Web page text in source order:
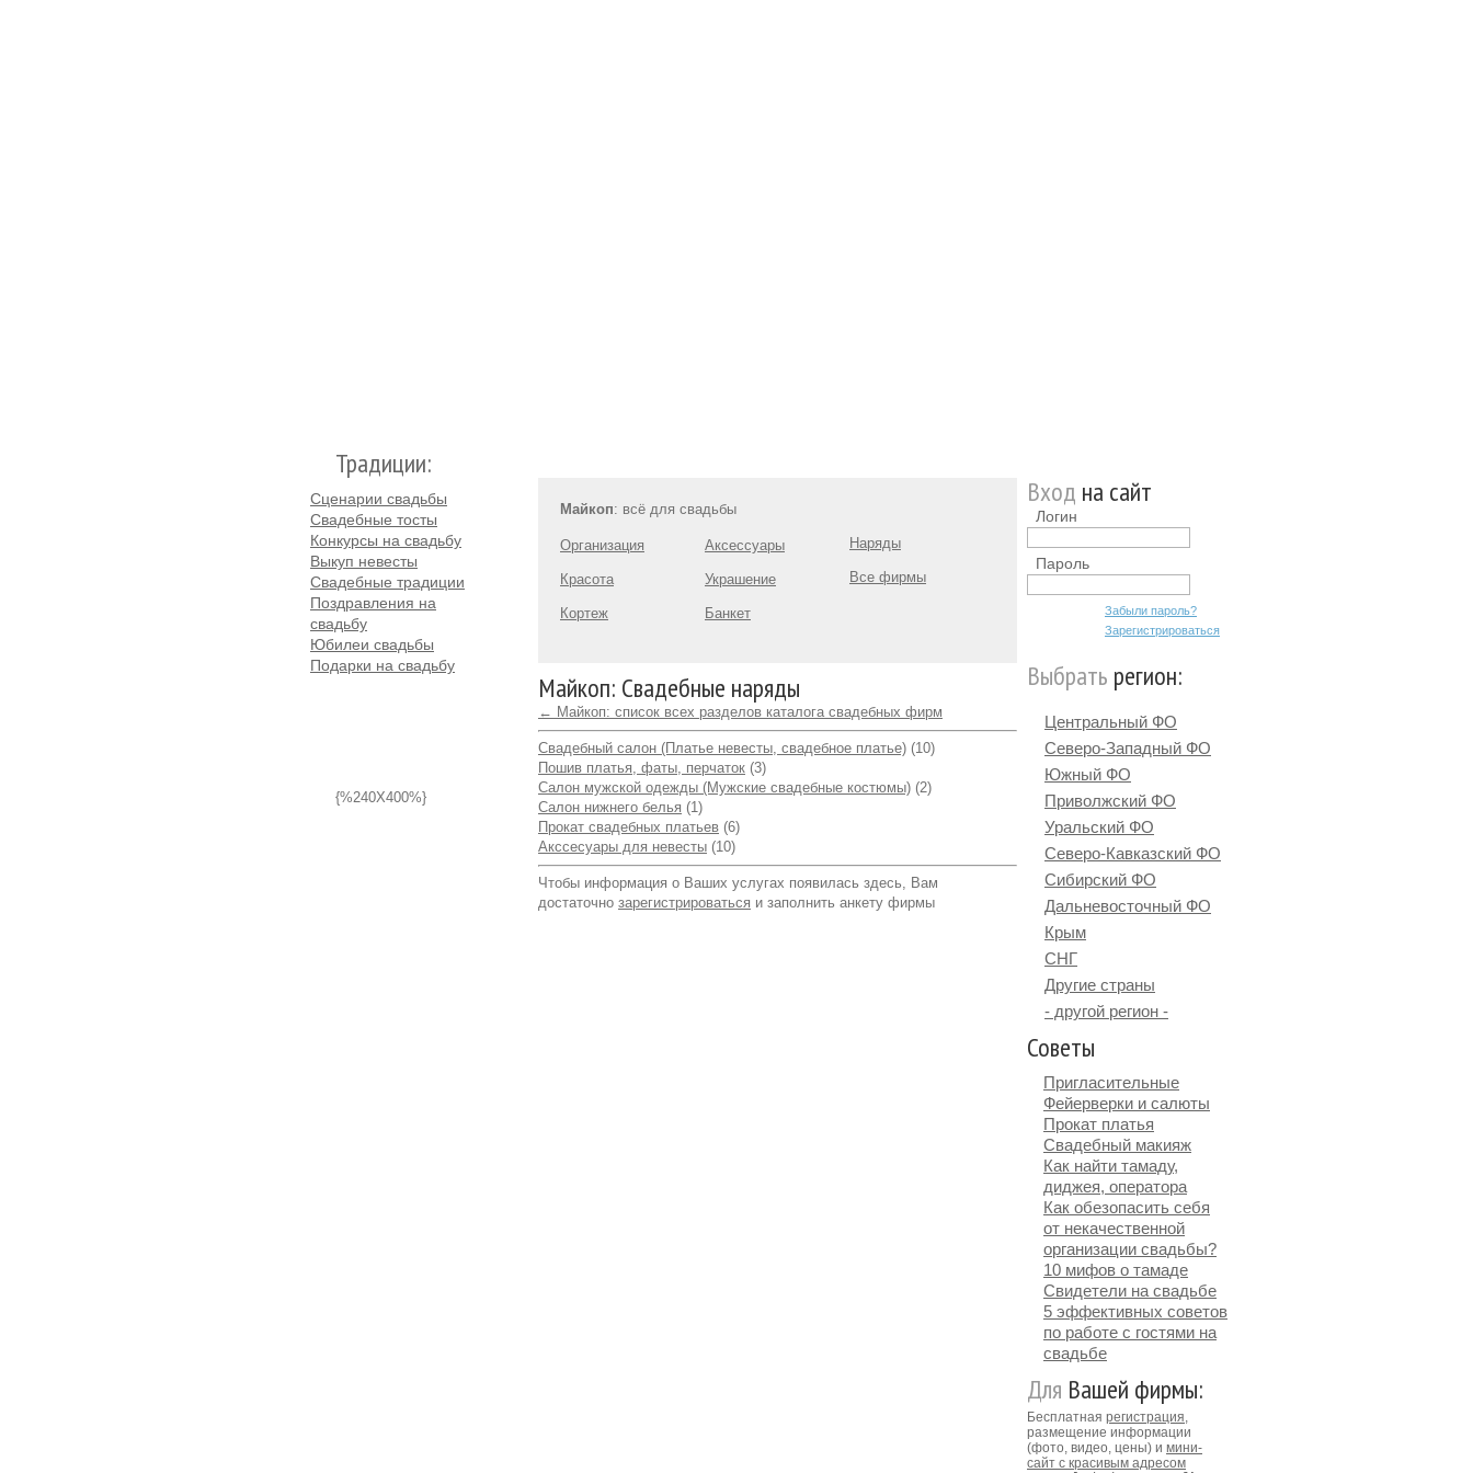
Традиции:
Сценарии свадьбы
Свадебные тосты
Конкурсы на свадьбу
Выкуп невесты
Свадебные традиции
Поздравления на
свадьбу
Юбилеи свадьбы
Подарки на свадьбу
{%240X400%}
Майкоп: всё для свадьбы
Организация
Красота
Кортеж
Аксессуары
Украшение
Банкет
Наряды
Все фирмы
Майкоп: Свадебные наряды
← Майкоп: список всех разделов каталога свадебных фирм
Свадебный салон (Платье невесты, свадебное платье) (10)
Пошив платья, фаты, перчаток (3)
Салон мужской одежды (Мужские свадебные костюмы) (2)
Салон нижнего белья (1)
Прокат свадебных платьев (6)
Акссесуары для невесты (10)
Чтобы информация о Ваших услугах появилась здесь, Вам
достаточно зарегистрироваться и заполнить анкету фирмы
Вход на сайт
Логин
Пароль
Забыли пароль?
Зарегистрироваться
Выбрать регион:
Центральный ФО
Северо-Западный ФО
Южный ФО
Приволжский ФО
Уральский ФО
Северо-Кавказский ФО
Сибирский ФО
Дальневосточный ФО
Крым
СНГ
Другие страны
- другой регион -
Советы
Пригласительные
Фейерверки и салюты
Прокат платья
Свадебный макияж
Как найти тамаду,
диджея, оператора
Как обезопасить себя
от некачественной
организации свадьбы?
10 мифов о тамаде
Свидетели на свадьбе
5 эффективных советов
по работе с гостями на
свадьбе
Для Вашей фирмы:
Бесплатная регистрация,
размещение информации
(фото, видео, цены) и мини-
сайт с красивым адресом